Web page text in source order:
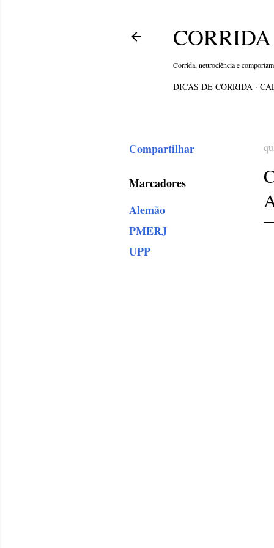
Corrida, neurociência e
DICAS DE CORRIDA
Compartilhar
Marcadores
Alemão
PMERJ
UPP